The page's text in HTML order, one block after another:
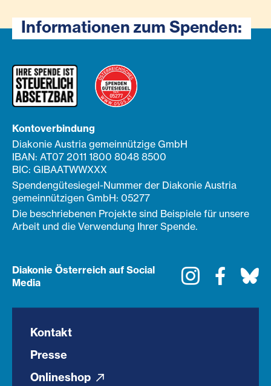
Informationen zum Spenden:
Kontoverbindung
Diakonie Austria gemeinnützige GmbH
IBAN: AT07 2011 1800 8048 8500
BIC: GIBAATWWXXX
Spendengütesiegel-Nummer der Diakonie Austria
gemeinnützigen GmbH: 05277
Die beschriebenen Projekte sind Beispiele für unsere
Arbeit und die Verwendung Ihrer Spende.
Diakonie Österreich auf Social
Media
Instagram
Kontakt
Presse
Onlineshop